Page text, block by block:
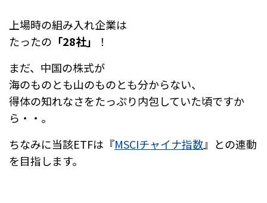
上場時の組み入れ企業は
たったの 「28社」
！
まだ、中国の株式が
海のものとも山のものとも分からない、
得体の知れなさをたっぷり内包していた頃ですか
ら・・。
ちなみに当該ETFは『MSCIチャイナ指数』との連動
を目指します。